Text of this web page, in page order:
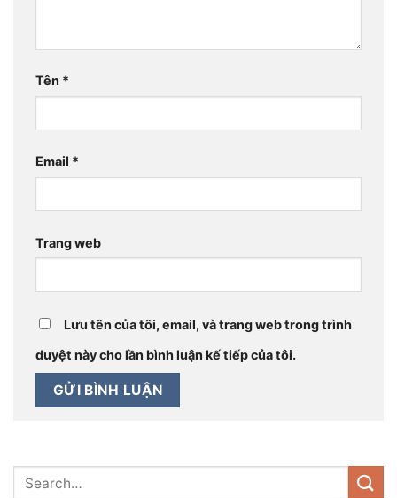
Tên *
Email *
Trang web
Lưu tên của tôi, email, và trang web trong trình
duyệt này cho lần bình luận kế tiếp của tôi.